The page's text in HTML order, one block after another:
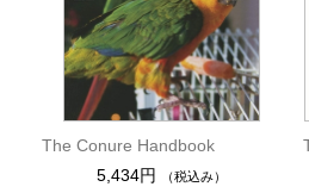
The Conure Handbook
5,434円
（税込み）